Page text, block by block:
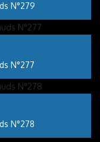
N°279
N°277
N°278